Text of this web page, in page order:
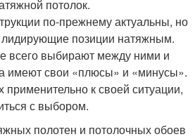
потолок.
по-прежнему актуальны, но
лидирующие позиции натяжным.
всего выбирают между ними и
имеют свои «плюсы» и «минусы».
применительно к своей ситуации,
с выбором.
полотен и потолочных обоев